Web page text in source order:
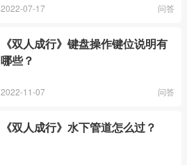
2022-07-17 问答
《双人成行》键盘操作键位说明有
哪些？
2022-11-07 问答
《双人成行》水下管道怎么过？